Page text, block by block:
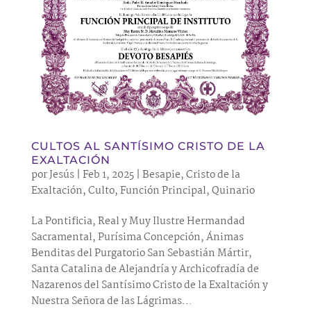
CULTOS AL SANTÍSIMO CRISTO DE LA
EXALTACIÓN
porJesús| Feb 1, 2025| Besapie,Cristo de la
Exaltación,Culto,Función Principal,Quinario
La Pontificia, Real y Muy Ilustre Hermandad
Sacramental, Purísima Concepción, Ánimas
Benditas del Purgatorio San Sebastián Mártir,
Santa Catalina de Alejandría y Archicofradía de
Nazarenos del Santísimo Cristo de la Exaltación y
Nuestra Señora de las Lágrimas...